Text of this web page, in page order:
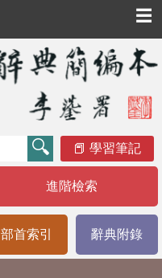
☰
學習筆記
進階檢索
部首索引 辭典附錄